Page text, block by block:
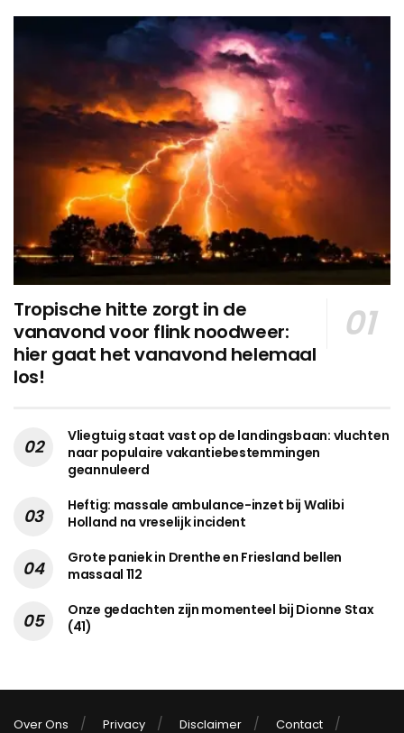
Tropische hitte zorgt in de
vanavond voor flink noodweer:
hier gaat het vanavond helemaal
los!
Vliegtuig staat vast op de landingsbaan: vluchten
naar populaire vakantiebestemmingen
geannuleerd
Heftig: massale ambulance-inzet bij Walibi
Holland na vreselijk incident
Grote paniek in Drenthe en Friesland bellen
massaal 112
Onze gedachten zijn momenteel bij Dionne Stax
(41)
Over Ons Privacy Disclaimer Contact